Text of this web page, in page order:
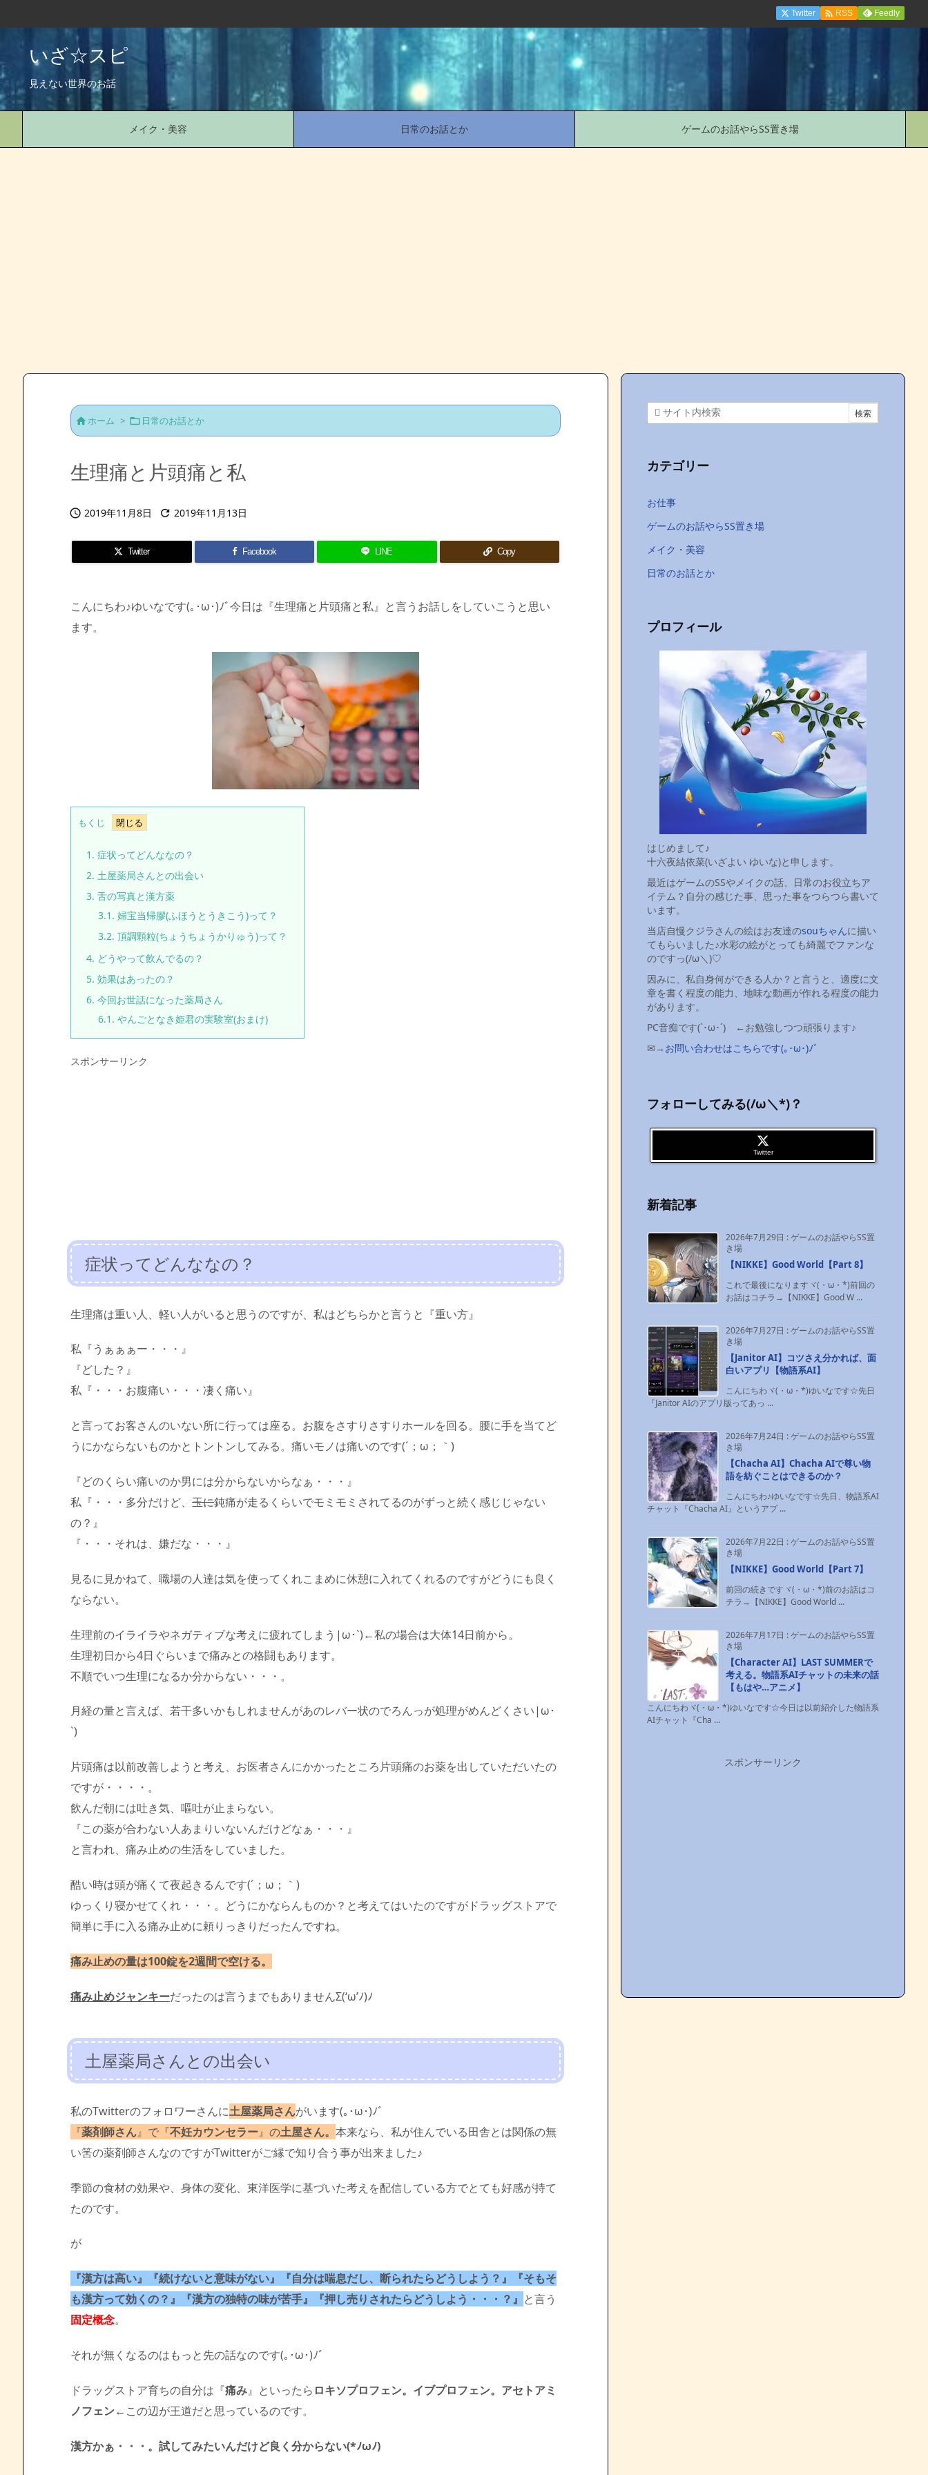
いざ☆スピ
見えない世界のお話
メイク・美容 日常のお話とか ゲームのお話やらSS置き場
Twitter  RSS Feedly
ホーム >  日常のお話とか
生理痛と片頭痛と私
 2019年11月8日  2019年11月13日
Twitter Facebook LINE Copy
こんにちわ♪ゆいなです(｡･ω･)ﾉﾞ今日は『生理痛と片頭痛と私』と言うお話しをしていこうと思い
ます。
もくじ
1. 症状ってどんななの？
2. 土屋薬局さんとの出会い
3. 舌の写真と漢方薬
3.1. 婦宝当帰膠(ふほうとうきこう)って？
3.2. 頂調顆粒(ちょうちょうかりゅう)って？
4. どうやって飲んでるの？
5. 効果はあったの？
6. 今回お世話になった薬局さん
6.1. やんごとなき姫君の実験室(おまけ)
スポンサーリンク
症状ってどんななの？
生理痛は重い人、軽い人がいると思うのですが、私はどちらかと言うと『重い方』
私『うぁぁぁー・・・』
『どした？』
私『・・・お腹痛い・・・凄く痛い』
と言ってお客さんのいない所に行っては座る。お腹をさすりさすりホールを回る。腰に手を当てど
うにかならないものかとトントンしてみる。痛いモノは痛いのです(´；ω；｀)
『どのくらい痛いのか男には分からないからなぁ・・・』
私『・・・多分だけど、 玉に鈍痛が走るくらいでモミモミされてるのがずっと続く感じじゃない
の？』
『・・・それは、嫌だな・・・』
見るに見かねて、職場の人達は気を使ってくれこまめに休憩に入れてくれるのですがどうにも良く
ならない。
生理前のイライラやネガティブな考えに疲れてしまう|ω･`)←私の場合は大体14日前から。
生理初日から4日ぐらいまで痛みとの格闘もあります。
不順でいつ生理になるか分からない・・・。
月経の量と言えば、若干多いかもしれませんがあのレバー状のでろんっが処理がめんどくさい|ω･
`)
片頭痛は以前改善しようと考え、お医者さんにかかったところ片頭痛のお薬を出していただいたの
ですが・・・・。
飲んだ朝には吐き気、嘔吐が止まらない。
『この薬が合わない人あまりいないんだけどなぁ・・・』
と言われ、痛み止めの生活をしていました。
酷い時は頭が痛くて夜起きるんです(´；ω；｀)
ゆっくり寝かせてくれ・・・。どうにかならんものか？と考えてはいたのですがドラッグストアで
簡単に手に入る痛み止めに頼りっきりだったんですね。
痛み止めの量は100錠を2週間で空ける。
痛み止めジャンキーだったのは言うまでもありませんΣ(‘ω’ﾉ)ﾉ
土屋薬局さんとの出会い
私のTwitterのフォロワーさんに土屋薬局さんがいます(｡･ω･)ﾉﾞ
『薬剤師さん』で『不妊カウンセラー』の土屋さん。 本来なら、私が住んでいる田舎とは関係の無
い筈の薬剤師さんなのですがTwitterがご縁で知り合う事が出来ました♪
季節の食材の効果や、身体の変化、東洋医学に基づいた考えを配信している方でとても好感が持て
たのです。
が
『漢方は高い』『続けないと意味がない』『自分は喘息だし、断られたらどうしよう？』『そもそ
も漢方って効くの？』『漢方の独特の味が苦手』『押し売りされたらどうしよう・・・？』 と言う
固定概念。
それが無くなるのはもっと先の話なのです(｡･ω･)ﾉﾞ
ドラッグストア育ちの自分は『痛み』といったら ロキソプロフェン。イブプロフェン。アセトアミ
ノフェン← この辺が王道だと思っているのです。
漢方かぁ・・・。試してみたいんだけど良く分からない(*ﾉωﾉ)
カテゴリー
お仕事
ゲームのお話やらSS置き場
メイク・美容
日常のお話とか
プロフィール
はじめまして♪
十六夜結依菜(いざよい ゆいな)と申します。
最近はゲームのSSやメイクの話、日常のお役立ちア
イテム？自分の感じた事、思った事をつらつら書いて
います。
当店自慢クジラさんの絵はお友達のsouちゃんに描い
てもらいました♪水彩の絵がとっても綺麗でファンな
のですっ(/ω＼)♡
因みに、私自身何ができる人か？と言うと、適度に文
章を書く程度の能力、地味な動画が作れる程度の能力
があります。
PC音痴です(`･ω･´)ゞ←お勉強しつつ頑張ります♪
✉→ お問い合わせはこちらです(｡･ω･)ﾉﾞ
フォローしてみる(/ω＼*)？
Twitter
新着記事
2026年7月29日 :ゲームのお話やらSS置
き場
【NIKKE】Good World【Part 8】
これで最後になりますヾ(・ω・*)前回の
お話はコチラ→【NIKKE】Good W ...
2026年7月27日 :ゲームのお話やらSS置
き場
【Janitor AI】コツさえ分かれば、面
白いアプリ【物語系AI】
こんにちわヾ(・ω・*)ゆいなです☆先日
『Janitor AIのアプリ版ってあっ ...
2026年7月24日 :ゲームのお話やらSS置
き場
【Chacha AI】Chacha AIで尊い物
語を紡ぐことはできるのか？
こんにちわ♪ゆいなです☆先日、物語系AI
チャット『Chacha AI』というアプ ...
2026年7月22日 :ゲームのお話やらSS置
き場
【NIKKE】Good World【Part 7】
前回の続きですヾ(・ω・*)前のお話はコ
チラ→【NIKKE】Good World ...
2026年7月17日 :ゲームのお話やらSS置
き場
【Character AI】LAST SUMMERで
考える。物語系AIチャットの未来の話
【もはや…アニメ】
こんにちわヾ(・ω・*)ゆいなです☆今日は以前紹介した物語系
AIチャット『Cha ...
スポンサーリンク